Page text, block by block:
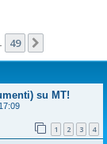
49
su MT!
1 2 3 4